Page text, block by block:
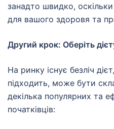
занадто швидко,
для вашого здоровя та
Другий крок: Оберіть
На ринку існує безліч
підходить, може бути
декілька популярних та
початківців: